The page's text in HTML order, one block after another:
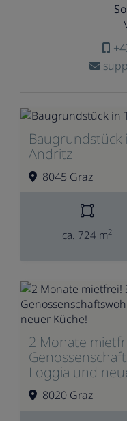
Baugrundstück
Andritz
8045 Graz
ca. 724 m2
2 Monate
Loggia und
8020 Graz